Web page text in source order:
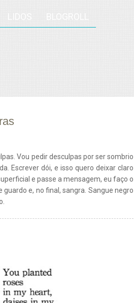
Vou pedir desculpas por ser sombrio
Escrever dói, e isso quero deixar claro
e passe a mensagem, eu faço o
e, no final, sangra. Sangue negro